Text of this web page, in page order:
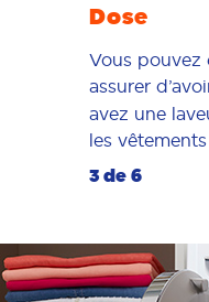
Dose
Vous pouvez
assurer
avez une
les
3 de 6